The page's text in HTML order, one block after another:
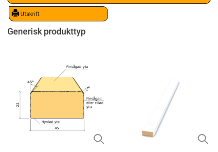
Utskrift
Generisk produkttyp